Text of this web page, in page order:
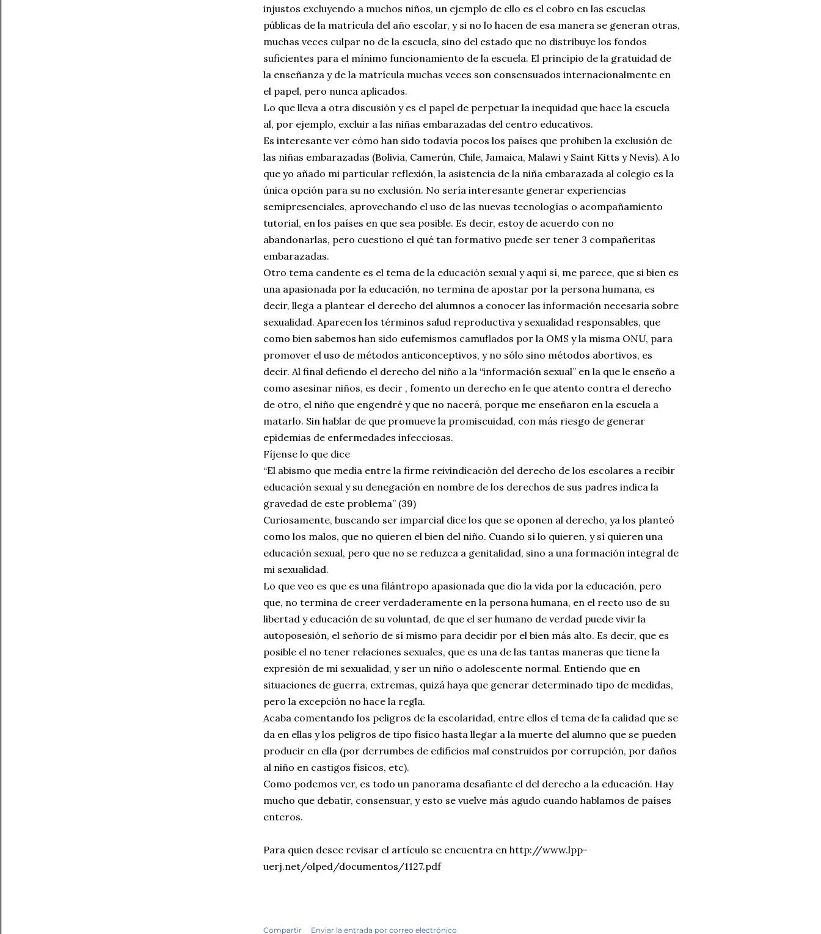
injustos excluyendo a muchos niños, un ejemplo de ello es el cobro en las escuelas
públicas de la matrícula del año escolar, y si no lo hacen de esa manera se generan otras,
muchas veces culpar no de la escuela, sino del estado que no distribuye los fondos
suficientes para el mínimo funcionamiento de la escuela. El principio de la gratuidad de
la enseñanza y de la matrícula muchas veces son consensuados internacionalmente en
el papel, pero nunca aplicados.
Lo que lleva a otra discusión y es el papel de perpetuar la inequidad que hace la escuela
al, por ejemplo, excluir a las niñas embarazadas del centro educativos.
Es interesante ver cómo han sido todavía pocos los países que prohiben la exclusión de
las niñas embarazadas (Bolivia, Camerún, Chile, Jamaica, Malawi y Saint Kitts y Nevis). A lo
que yo añado mi particular reflexión, la asistencia de la niña embarazada al colegio es la
única opción para su no exclusión. No sería interesante generar experiencias
semipresenciales, aprovechando el uso de las nuevas tecnologías o acompañamiento
tutorial, en los países en que sea posible. Es decir, estoy de acuerdo con no
abandonarlas, pero cuestiono el qué tan formativo puede ser tener 3 compañeritas
embarazadas.
Otro tema candente es el tema de la educación sexual y aquí sí, me parece, que si bien es
una apasionada por la educación, no termina de apostar por la persona humana, es
decir, llega a plantear el derecho del alumnos a conocer las información necesaria sobre
sexualidad. Aparecen los términos salud reproductiva y sexualidad responsables, que
como bien sabemos han sido eufemismos camuflados por la OMS y la misma ONU, para
promover el uso de métodos anticonceptivos, y no sólo sino métodos abortivos, es
decir. Al final defiendo el derecho del niño a la “información sexual” en la que le enseño a
como asesinar niños, es decir , fomento un derecho en le que atento contra el derecho
de otro, el niño que engendré y que no nacerá, porque me enseñaron en la escuela a
matarlo. Sin hablar de que promueve la promiscuidad, con más riesgo de generar
epidemias de enfermedades infecciosas.
Fíjense lo que dice
“El abismo que media entre la firme reivindicación del derecho de los escolares a recibir
educación sexual y su denegación en nombre de los derechos de sus padres indica la
gravedad de este problema” (39)
Curiosamente, buscando ser imparcial dice los que se oponen al derecho, ya los planteó
como los malos, que no quieren el bien del niño. Cuando sí lo quieren, y sí quieren una
educación sexual, pero que no se reduzca a genitalidad, sino a una formación integral de
mi sexualidad.
Lo que veo es que es una filántropo apasionada que dio la vida por la educación, pero
que, no termina de creer verdaderamente en la persona humana, en el recto uso de su
libertad y educación de su voluntad, de que el ser humano de verdad puede vivir la
autoposesión, el señorío de sí mismo para decidir por el bien más alto. Es decir, que es
posible el no tener relaciones sexuales, que es una de las tantas maneras que tiene la
expresión de mi sexualidad, y ser un niño o adolescente normal. Entiendo que en
situaciones de guerra, extremas, quizá haya que generar determinado tipo de medidas,
pero la excepción no hace la regla.
Acaba comentando los peligros de la escolaridad, entre ellos el tema de la calidad que se
da en ellas y los peligros de tipo físico hasta llegar a la muerte del alumno que se pueden
producir en ella (por derrumbes de edificios mal construidos por corrupción, por daños
al niño en castigos físicos, etc).
Como podemos ver, es todo un panorama desafiante el del derecho a la educación. Hay
mucho que debatir, consensuar, y esto se vuelve más agudo cuando hablamos de países
enteros.
Para quien desee revisar el artículo se encuentra en http://www.lpp-
uerj.net/olped/documentos/1127.pdf
Compartir Enviar la entrada por correo electrónico